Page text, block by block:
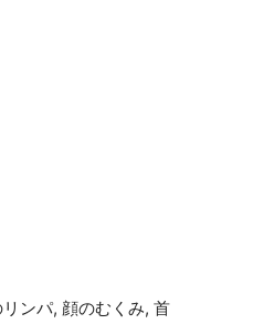
リンパ, 顔のむくみ, 首